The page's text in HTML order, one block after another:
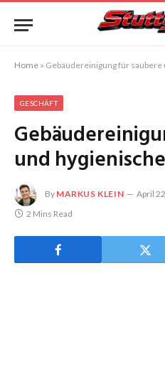
Home » Gebäudereinigung für
GESCHÄFT
und
By MARKUS KLEIN April
2 Mins Read